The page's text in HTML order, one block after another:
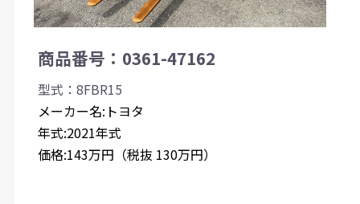
商品番号：0361-47162
型式：8FBR15
メーカー名:トヨタ
年式:2021年式
価格:143万円（税抜 130万円）